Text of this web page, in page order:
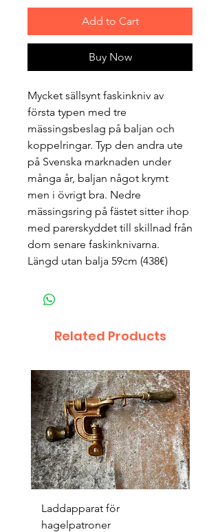
Add to Cart
Buy Now
Mycket sällsynt faskinkniv av
första typen med tre
mässingsbeslag på baljan och
koppelringar. Typ den andra ute
på Svenska marknaden under
många år, baljan något krymt
men i övrigt bra. Nedre
mässingsring på fästet sitter ihop
med parerskyddet till skillnad från
dom senare faskinknivarna.
Längd utan balja 59cm (438€)
Related Products
Laddapparat för
hagelpatroner